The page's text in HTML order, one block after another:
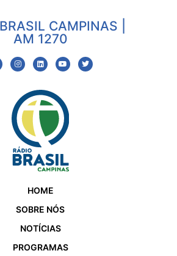
CAMPINAS |
AM 1270
HOME
SOBRE NÓS
NOTÍCIAS
PROGRAMAS